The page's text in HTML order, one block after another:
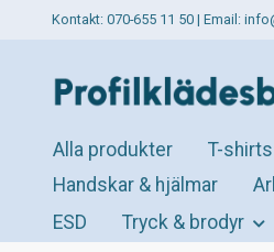
Kontakt: 070-655 11 50 | Email:
Alla produkter T-
Handskar & hjälmar
ESD
Tryck & brodyr